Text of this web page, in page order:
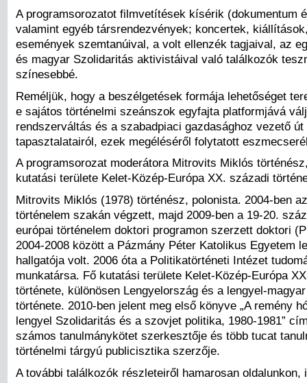
A programsorozatot filmvetítések kísérik (dokumentum
valamint egyéb társrendezvények; koncertek,
események szemtanúival, a volt ellenzék tagjaival, az
és magyar Szolidaritás aktivistáival való találkozók
színesebbé.
Reméljük, hogy a beszélgetések formája lehetőséget
e sajátos történelmi szeánszok egyfajta platformjává
rendszerváltás és a szabadpiaci gazdasághoz vezető út
tapasztalatairól, ezek megéléséről folytatott
A programsorozat moderátora Mitrovits Miklós
kutatási területe Kelet-Közép-Európa XX. századi
Mitrovits Miklós (1978) történész, polonista. 2004-ben
történelem szakán végzett, majd 2009-ben a 19-20.
európai történelem doktori programon szerzett doktori
2004-2008 között a Pázmány Péter Katolikus Egyetem
hallgatója volt. 2006 óta a Politikatörténeti Intézet
munkatársa. Fő kutatási területe Kelet-Közép-Európa
története, különösen Lengyelország és a lengyel-
története. 2010-ben jelent meg első könyve „A remény
lengyel Szolidaritás és a szovjet politika, 1980-1981”
számos tanulmánykötet szerkesztője és több tucat
történelmi tárgyú publicisztika szerzője.
A további találkozók részleteiről hamarosan oldalunkon,